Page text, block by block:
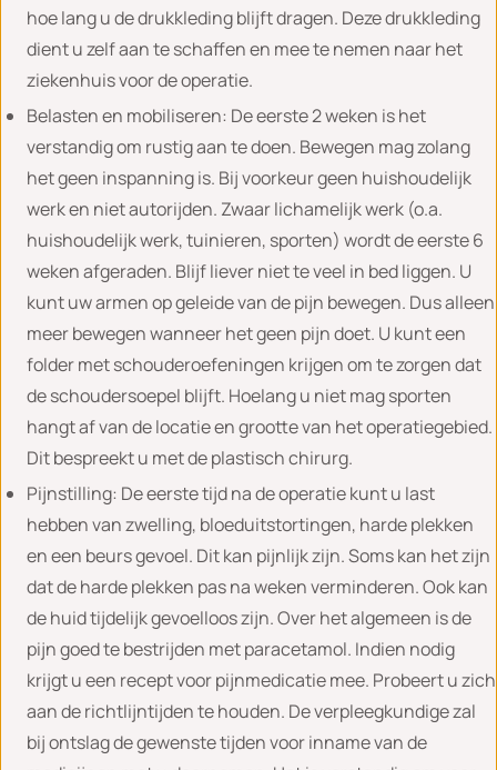
hoe lang u de drukkleding blijft dragen. Deze drukkleding
dient u zelf aan te schaffen en mee te nemen naar het
ziekenhuis voor de operatie.
Belasten en mobiliseren: De eerste 2 weken is het
verstandig om rustig aan te doen. Bewegen mag zolang
het geen inspanning is. Bij voorkeur geen huishoudelijk
werk en niet autorijden. Zwaar lichamelijk werk (o.a.
huishoudelijk werk, tuinieren, sporten) wordt de eerste 6
weken afgeraden. Blijf liever niet te veel in bed liggen. U
kunt uw armen op geleide van de pijn bewegen. Dus alleen
meer bewegen wanneer het geen pijn doet. U kunt een
folder met schouderoefeningen krijgen om te zorgen dat
de schoudersoepel blijft. Hoelang u niet mag sporten
hangt af van de locatie en grootte van het operatiegebied.
Dit bespreekt u met de plastisch chirurg.
Pijnstilling: De eerste tijd na de operatie kunt u last
hebben van zwelling, bloeduitstortingen, harde plekken
en een beurs gevoel. Dit kan pijnlijk zijn. Soms kan het zijn
dat de harde plekken pas na weken verminderen. Ook kan
de huid tijdelijk gevoelloos zijn. Over het algemeen is de
pijn goed te bestrijden met paracetamol. Indien nodig
krijgt u een recept voor pijnmedicatie mee. Probeert u zich
aan de richtlijntijden te houden. De verpleegkundige zal
bij ontslag de gewenste tijden voor inname van de